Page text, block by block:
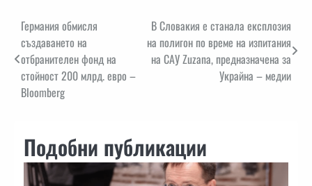
Навигация
Германия обмисля
създаването на
отбранителен фонд на
стойност 200 млрд. евро –
Bloomberg
В Словакия е станала експлозия
на полигон по време на изпитания
на САУ Zuzana, предназначена за
Украйна – медии
Подобни публикации